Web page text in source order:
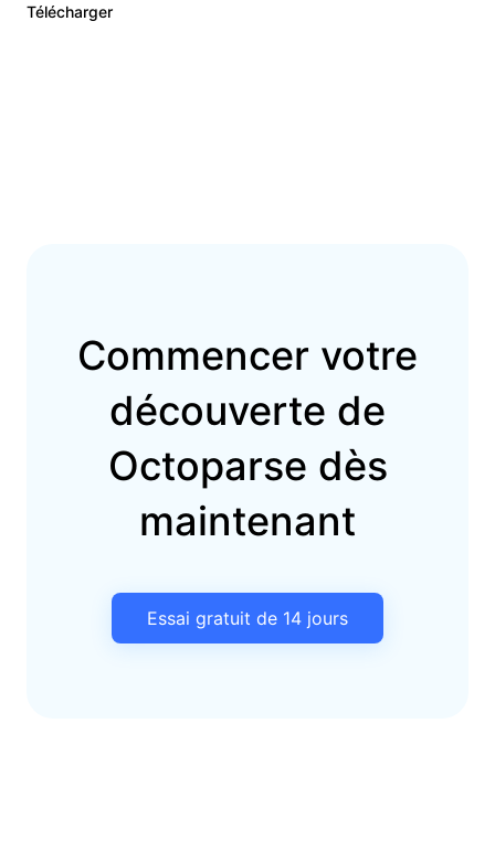
Télécharger
Commencer votre
découverte de
Octoparse dès
maintenant
Essai gratuit de 14 jours